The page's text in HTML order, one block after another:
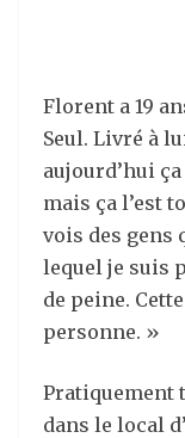
Florent a 19
Seul. Livré à
aujourd’hui
mais ça l’est
vois des gens
lequel je suis
de peine.
personne. »
Pratiquement
dans le local